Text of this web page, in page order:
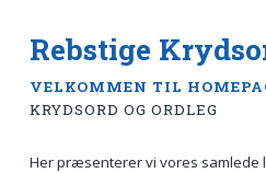
Rebstige
VELKOMMEN TIL
KRYDSORD OG ORDLEG
Her præsenterer vi vores samlede